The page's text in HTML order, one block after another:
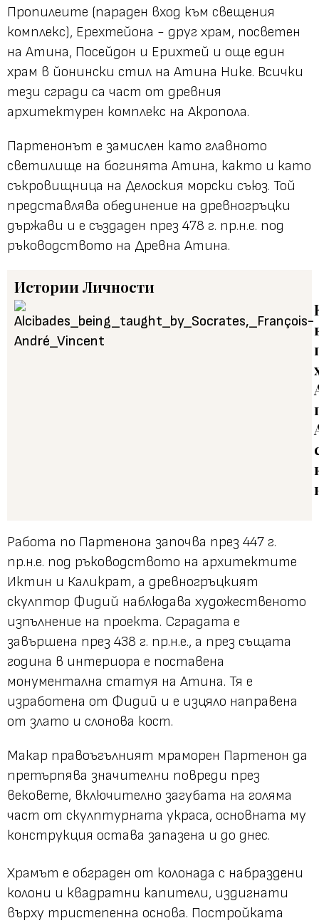
Пропилеите (параден вход към свещения
комплекс), Ерехтейона - друг храм, посветен
на Атина, Посейдон и Ерихтей и още един
храм в йонински стил на Атина Нике. Всички
тези сгради са част от древния
архитектурен комплекс на Акропола.
Партенонът е замислен като главното
светилище на богинята Атина, както и като
съкровищница на Делоския морски съюз. Той
представлява обединение на древногръцки
държави и е създаден през 478 г. пр.н.е. под
ръководството на Древна Атина.
ИсторииЛичности
Работа по Партенона започва през 447 г.
пр.н.е. под ръководството на архитектите
Иктин и Каликрат, а древногръцкият
скулптор Фидий наблюдава художественото
изпълнение на проекта. Сградата е
завършена през 438 г. пр.н.е., а през същата
година в интериора е поставена
монументална статуя на Атина. Тя е
изработена от Фидий и е изцяло направена
от злато и слонова кост.
Макар правоъгълният мраморен Партенон да
претърпява значителни повреди през
вековете, включително загубата на голяма
част от скулптурната украса, основната му
конструкция остава запазена и до днес.
Храмът е обграден от колонада с набраздени
колони и квадратни капители, издигнати
върху тристепенна основа. Постройката